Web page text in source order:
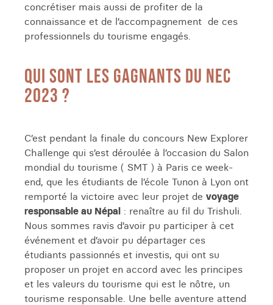
concrétiser mais aussi de profiter de la
connaissance et de l’accompagnement de ces
professionnels du tourisme engagés.
QUI SONT LES GAGNANTS DU NEC
2023 ?
C’est pendant la finale du concours New Explorer
Challenge qui s’est déroulée à l’occasion du Salon
mondial du tourisme ( SMT ) à Paris ce week-
end, que les étudiants de l’école Tunon à Lyon ont
remporté la victoire avec leur projet de voyage
responsable au Népal : renaître au fil du Trishuli.
Nous sommes ravis d’avoir pu participer à cet
événement et d’avoir pu départager ces
étudiants passionnés et investis, qui ont su
proposer un projet en accord avec les principes
et les valeurs du tourisme qui est le nôtre, un
tourisme responsable. Une belle aventure attend